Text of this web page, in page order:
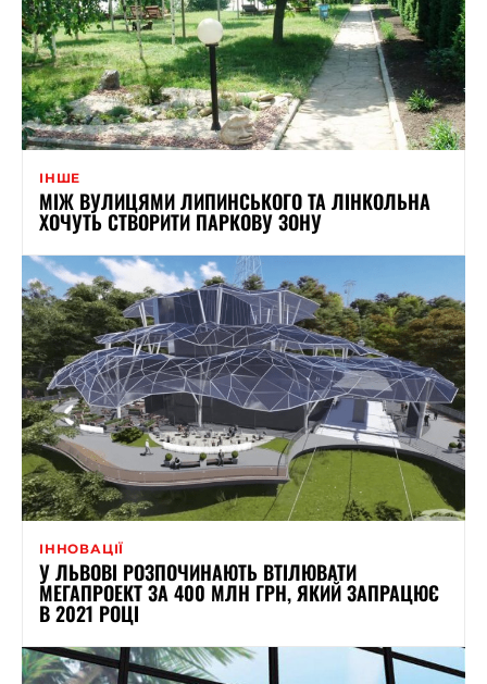
ІНШЕ
МІЖ ВУЛИЦЯМИ ЛИПИНСЬКОГО ТА ЛІНКОЛЬНА
ХОЧУТЬ СТВОРИТИ ПАРКОВУ ЗОНУ
ІННОВАЦІЇ
У ЛЬВОВІ РОЗПОЧИНАЮТЬ ВТІЛЮВАТИ
МЕГАПРОЕКТ ЗА 400 МЛН ГРН, ЯКИЙ ЗАПРАЦЮЄ
В 2021 РОЦІ